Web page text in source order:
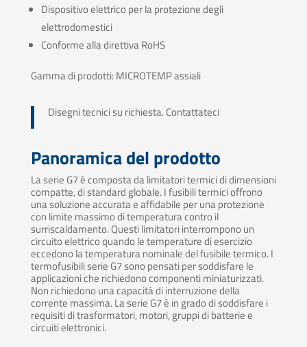
Dispositivo elettrico per la protezione degli
elettrodomestici
Conforme alla direttiva RoHS
Gamma di prodotti: MICROTEMP assiali
Disegni tecnici su richiesta. Contattateci
Panoramica del prodotto
La serie G7 è composta da limitatori termici di dimensioni
compatte, di standard globale. I fusibili termici offrono
una soluzione accurata e affidabile per una protezione
con limite massimo di temperatura contro il
surriscaldamento. Questi limitatori interrompono un
circuito elettrico quando le temperature di esercizio
eccedono la temperatura nominale del fusibile termico. I
termofusibili serie G7 sono pensati per soddisfare le
applicazioni che richiedono componenti miniaturizzati.
Non richiedono una capacità di interruzione della
corrente massima. La serie G7 è in grado di soddisfare i
requisiti di trasformatori, motori, gruppi di batterie e
circuiti elettronici.